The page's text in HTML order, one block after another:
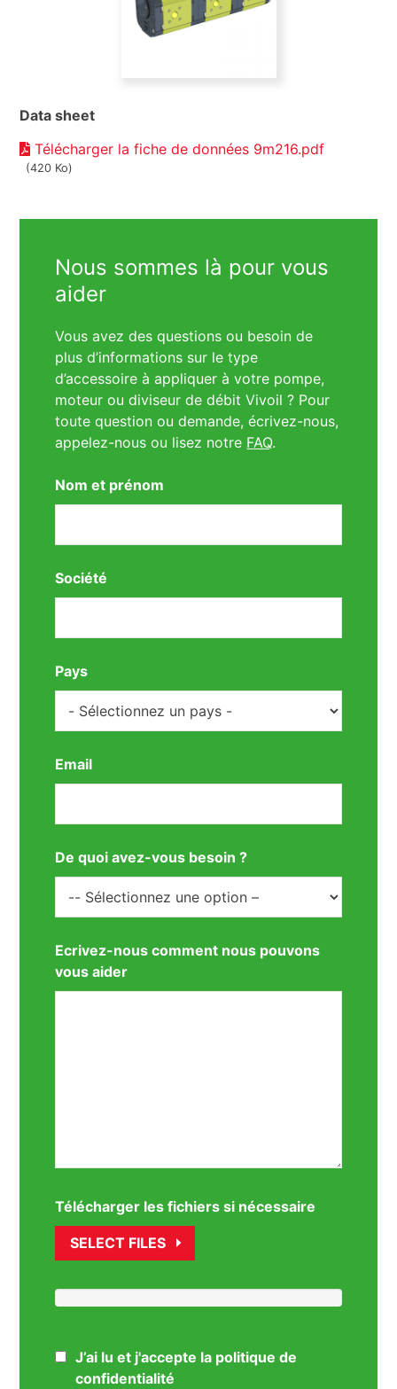
Data sheet
Télécharger la fiche de données 9m216.pdf
(420 Ko)
Nous sommes là pour vous
aider
Vous avez des questions ou besoin de
plus d’informations sur le type
d’accessoire à appliquer à votre pompe,
moteur ou diviseur de débit Vivoil ? Pour
toute question ou demande, écrivez-nous,
appelez-nous ou lisez notre FAQ.
Nom et prénom
Société
Pays
Email
De quoi avez-vous besoin ?
Ecrivez-nous comment nous pouvons
vous aider
Télécharger les fichiers si nécessaire
SELECT FILES
J’ai lu et j'accepte la politique de
confidentialité